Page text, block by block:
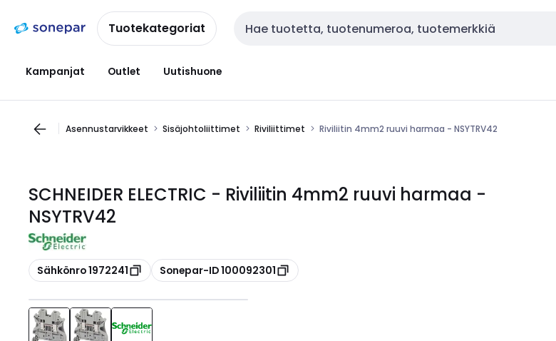
navigointiinsisältöönTuotekategoriat Haku
Kampanjat Outlet Uutishuone
Asennustarvikkeet Sisäjohtoliittimet Riviliittimet Riviliitin 4mm2 ruuvi harmaa - NSYTRV42
SCHNEIDER ELECTRIC - Riviliitin 4mm2 ruuvi harmaa -
NSYTRV42
Kopioi
Sähkönro 1972241 Kopioi
Sonepar-ID 100092301